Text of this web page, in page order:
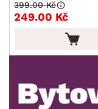
MATERIÁL
249.00 Kč
399.00 Kč